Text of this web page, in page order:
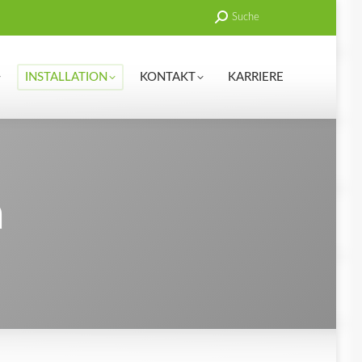
Search:
Suche
INSTALLATION KONTAKT KARRIERE
KONTAKT